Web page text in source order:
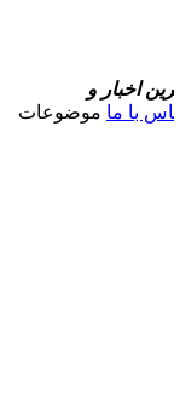
اخبار و
با ما موضوعات